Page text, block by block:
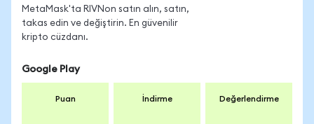
MetaMask'ta RIVNon satın alın, satın,
takas edin ve değiştirin. En güvenilir
kripto cüzdanı.
Google Play
Puan İndirme Değerlendirme